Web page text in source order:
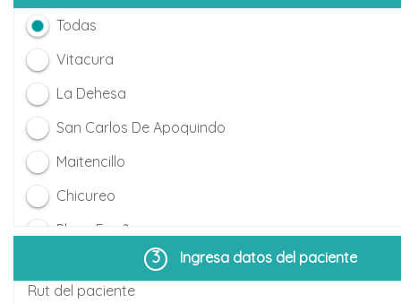
Todas
Vitacura
La Dehesa
San Carlos De Apoquindo
Maitencillo
Chicureo
Plaza Egaña
3
Ingresa datos del paciente
Rut del paciente